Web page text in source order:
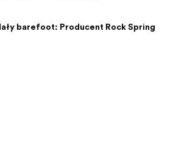
barefoot: Producent Rock Spring